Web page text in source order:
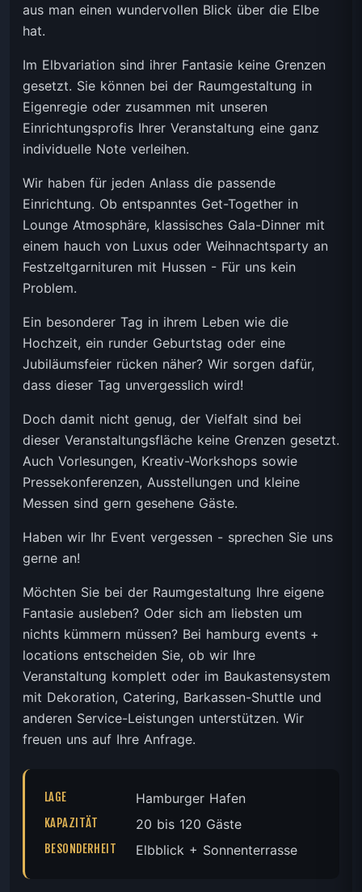
aus man einen wundervollen Blick über die Elbe
hat.
Im Elbvariation sind ihrer Fantasie keine Grenzen
gesetzt. Sie können bei der Raumgestaltung in
Eigenregie oder zusammen mit unseren
Einrichtungsprofis Ihrer Veranstaltung eine ganz
individuelle Note verleihen.
Wir haben für jeden Anlass die passende
Einrichtung. Ob entspanntes Get-Together in
Lounge Atmosphäre, klassisches Gala-Dinner mit
einem hauch von Luxus oder Weihnachtsparty an
Festzeltgarnituren mit Hussen - Für uns kein
Problem.
Ein besonderer Tag in ihrem Leben wie die
Hochzeit, ein runder Geburtstag oder eine
Jubiläumsfeier rücken näher? Wir sorgen dafür,
dass dieser Tag unvergesslich wird!
Doch damit nicht genug, der Vielfalt sind bei
dieser Veranstaltungsfläche keine Grenzen gesetzt.
Auch Vorlesungen, Kreativ-Workshops sowie
Pressekonferenzen, Ausstellungen und kleine
Messen sind gern gesehene Gäste.
Haben wir Ihr Event vergessen - sprechen Sie uns
gerne an!
Möchten Sie bei der Raumgestaltung Ihre eigene
Fantasie ausleben? Oder sich am liebsten um
nichts kümmern müssen? Bei hamburg events +
locations entscheiden Sie, ob wir Ihre
Veranstaltung komplett oder im Baukastensystem
mit Dekoration, Catering, Barkassen-Shuttle und
anderen Service-Leistungen unterstützen. Wir
freuen uns auf Ihre Anfrage.
LAGE Hamburger Hafen
KAPAZITÄT 20 bis 120 Gäste
BESONDERHEIT Elbblick + Sonnenterrasse